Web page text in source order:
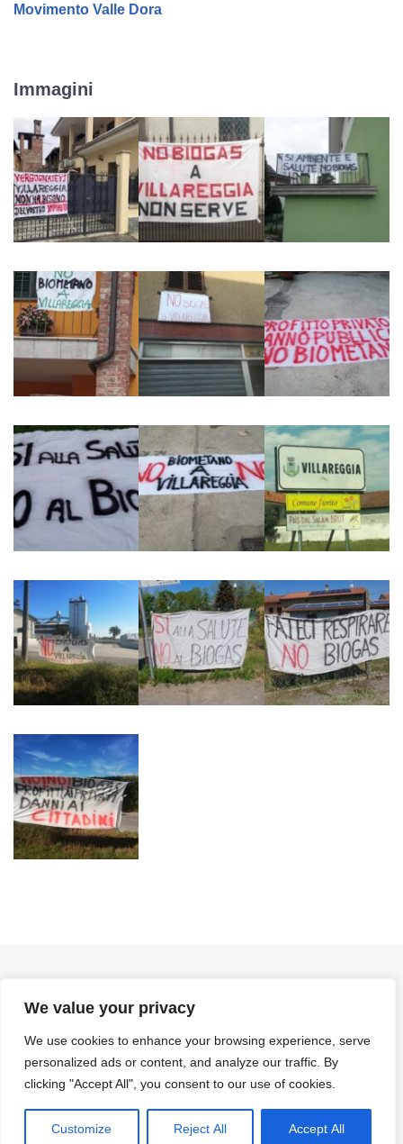
We value your privacy
We use cookies to enhance your browsing experience, serve
personalized ads or content, and analyze our traffic. By
clicking "Accept All", you consent to our use of cookies.
Customize Reject All Accept All
Movimento Valle Dora
Immagini
Creative Commons - (CC BY-ND 4.0)
Internazionale (CC BY-ND 4.0)